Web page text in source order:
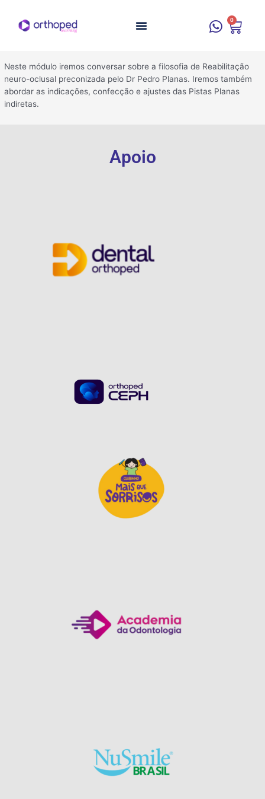
0
Neste módulo iremos conversar sobre a filosofia de Reabilitação
neuro-oclusal preconizada pelo Dr Pedro Planas. Iremos também
abordar as indicações, confecção e ajustes das Pistas Planas
indiretas.
Apoio